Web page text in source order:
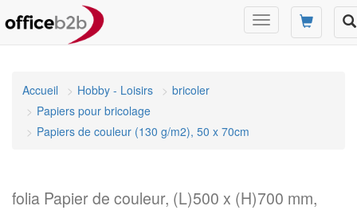
Changer
mode
Accueil
Hobby - Loisirs
bricoler
Papiers pour bricolage
Papiers de couleur (130 g/m2), 50 x 70cm
folia Papier de couleur, (L)500 x (H)700 mm,